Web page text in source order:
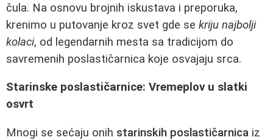
čula. Na osnovu brojnih iskustava i preporuka,
krenimo u putovanje kroz svet gde se kriju najbolji
kolaci, od legendarnih mesta sa tradicijom do
savremenih poslastičarnica koje osvajaju srca.
Starinske poslastičarnice: Vremeplov u slatki
osvrt
Mnogi se sećaju onih starinskih poslastičarnica iz